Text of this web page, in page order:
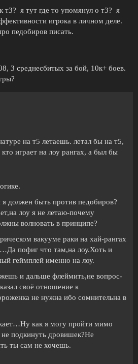
т3? я тут где то упомянул о т3? я
игрока в личном деле.
педобиров писать.
3 среднесбитых за бой, 10к+ боев.
на т5 летаешь. летал бы на т5,
играет на лоу рангах, а был бы
должен быть против педобиров?
лоу я не летаю-почему
волновать в принципе?
вакууме раки на хай-рангах
пофиг что там,на лоу.Хоть и
геймплей именно на лоу.
и дальше флеймить,не вопрос-
своё отношение к
не нужна ибо сомнительна в
как я могу пройти мимо
подкинуть дровишек?Не
ты сам не хочешь.